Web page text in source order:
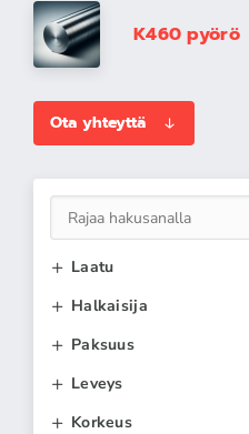
K460 pyörö
Ota yhteyttä
Laatu
Halkaisija
Paksuus
Leveys
Korkeus